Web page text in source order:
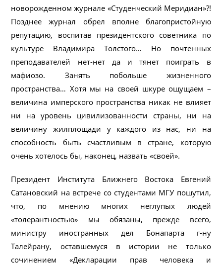
новорожденном журнале «Студенческий Меридиан»?!
Позднее журнал обрел вполне благопристойную
репутацию, воспитав президентского советника по
культуре Владимира Толстого… Но почтенных
преподавателей нет-нет да и тянет поиграть в
мафиозо. Занять побольше жизненного
пространства… Хотя мы на своей шкуре ощущаем –
величина имперского пространства никак не влияет
ни на уровень цивилизованности страны, ни на
величину жилплощади у каждого из нас, ни на
способность быть счастливым в стране, которую
очень хотелось бы, наконец, назвать «своей».
Президент Института Ближнего Востока Евгений
Сатановский на встрече со студентами МГУ пошутил,
что, по мнению многих неглупых людей
«толерантностью» мы обязаны, прежде всего,
министру иностранных дел Бонапарта г-ну
Талейрану, оставшемуся в истории не только
сочинением «Декларации прав человека и